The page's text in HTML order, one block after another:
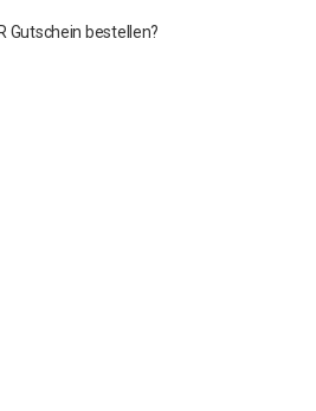
Gutschein bestellen?